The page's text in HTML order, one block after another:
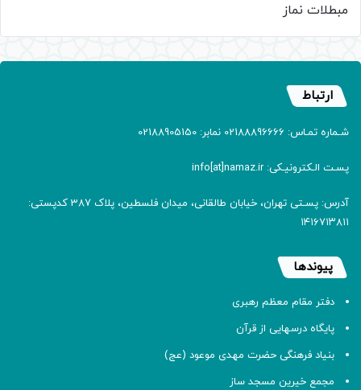
مبطلات نماز
ارتباط
شـماره تمـاس: 02188896666 نمابر: 02188905150
پسـت الـکترونیـکی: info[at]namaz.ir
آدرس: پسـتی تهران، خیابان طالقانی، میدان فلسطین، پلاک 387 کدپستی:
۱۴۱۶۷۱۳۸۱۱
پیوندها
دفتر مقام معظم رهبری
پایگاه درسهایی از قرآن
بنیاد فرهنگی حضرت مهدی موعود (عج)
مجمع خیرین مسجد ساز